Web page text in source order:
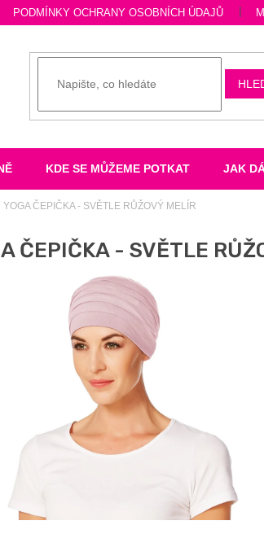
PODMÍNKY OCHRANY OSOBNÍCH ÚDAJŮ
KDE SE MŮŽEME POTKAT JAK
YOGA ČEPIČKA - SVĚTLE RŮŽOVÝ MELÍR
ČEPIČKA - SVĚTLE